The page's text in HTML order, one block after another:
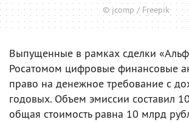
© jcomp / Freepik
Выпущенные в рамках сделки
Росатомом цифровые финансовые
право на денежное требование с
годовых. Объем эмиссии составил
общая стоимость равна 10 млрд